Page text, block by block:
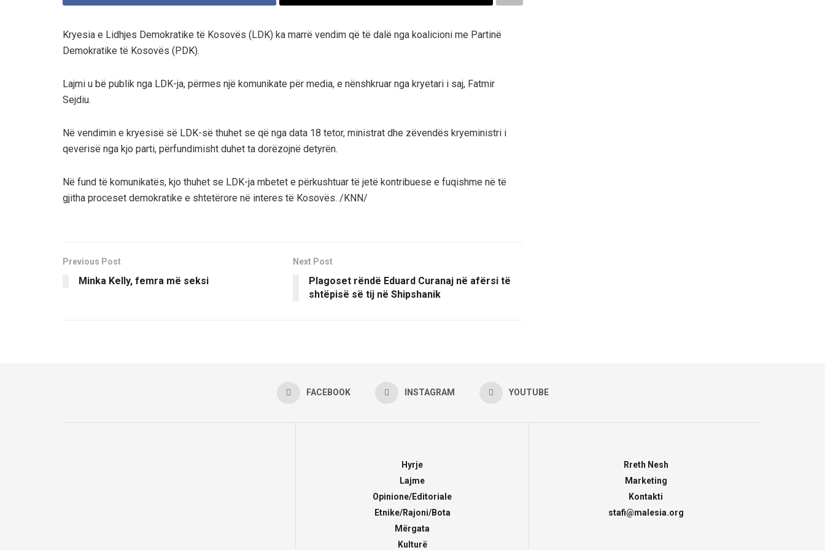
Kryesia e Lidhjes Demokratike të Kosovës (LDK) ka marrë vendim që të dalë nga koalicioni me Partinë
Demokratike të Kosovës (PDK).
Lajmi u bë publik nga LDK-ja, përmes një komunikate për media, e nënshkruar nga kryetari i saj, Fatmir
Sejdiu.
Në vendimin e kryesisë së LDK-së thuhet se që nga data 18 tetor, ministrat dhe zëvendës kryeministri i
qeverisë nga kjo parti, përfundimisht duhet ta dorëzojnë detyrën.
Në fund të komunikatës, kjo thuhet se LDK-ja mbetet e përkushtuar të jetë kontribuese e fuqishme në të
gjitha proceset demokratike e shtetërore në interes të Kosovës. /KNN/
Previous Post
Minka Kelly, femra më seksi
Next Post
Plagoset rëndë Eduard Curanaj në afërsi të
shtëpisë së tij në Shipshanik
FACEBOOK INSTAGRAM YOUTUBE
Hyrje
Lajme
Opinione/Editoriale
Etnike/Rajoni/Bota
Mërgata
Kulturë
Rreth Nesh
Marketing
Kontakti
stafi@malesia.org